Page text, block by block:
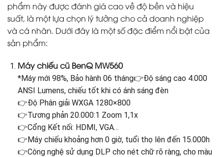
phẩm này được đánh giá cao về độ bền và hiệu
suất, là một lựa chọn lý tưởng cho cả doanh nghiệp
và cá nhân. Dưới đây là một số đặc điểm nổi bật của
sản phẩm:
Máy chiếu cũ BenQ MW560
*Máy mới 98%, Bảo hành 06 tháng👉Độ sáng cao 4.000
ANSI Lumens, chiếu tốt khi có ánh sáng đèn
👉Độ Phân giải WXGA 1280×800
👉Tương phản 20.000:1 Zoom 1,1x
👉Cổng Kết nối: HDMI, VGA…
👉Máy chiếu khoảng hơn 0 giờ, tuổi thọ lên đến 15.000h
👉Công nghệ sử dụng DLP cho nét chữ rõ ràng, cho màu